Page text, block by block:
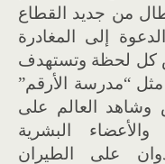
من جديد القطاع
إلى المغادرة
كل لحظة وتستهدف
مثل “مدرسة الأرقم”
وشاهد العالم على
البشرية
على الطيران